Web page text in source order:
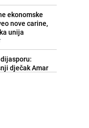
ekonomske
nove carine,
unija
dječak Amar